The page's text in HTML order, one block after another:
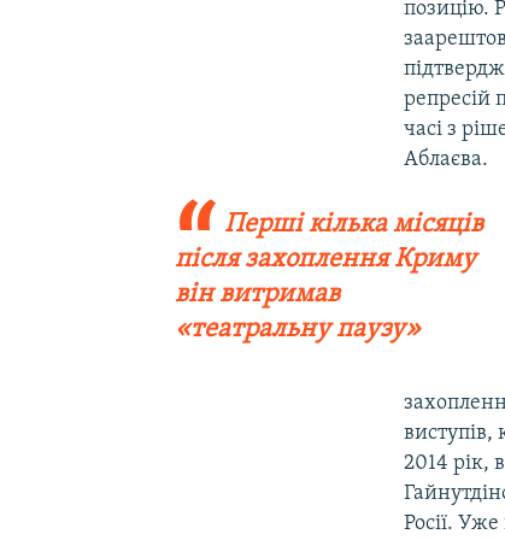
позицію.
репресій
часі з
Аблаєва.
Перші кілька місяців
після захоплення Криму
він витримав
«театральну паузу»
2014 рік,
Росії.